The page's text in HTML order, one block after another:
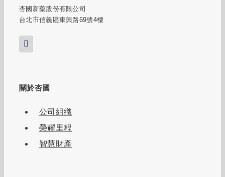
杏國新藥股份有限公司
台北市信義區東興路69號4樓
關於杏國
公司組織
榮耀里程
智慧財產